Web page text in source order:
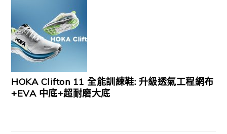
HOKA Clifton 11 全能訓練鞋: 升級透氣工程網布
+EVA 中底+超耐磨大底